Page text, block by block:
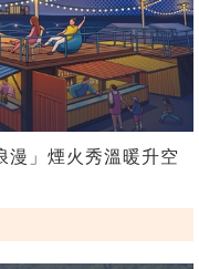
漫」煙火秀溫暖升空